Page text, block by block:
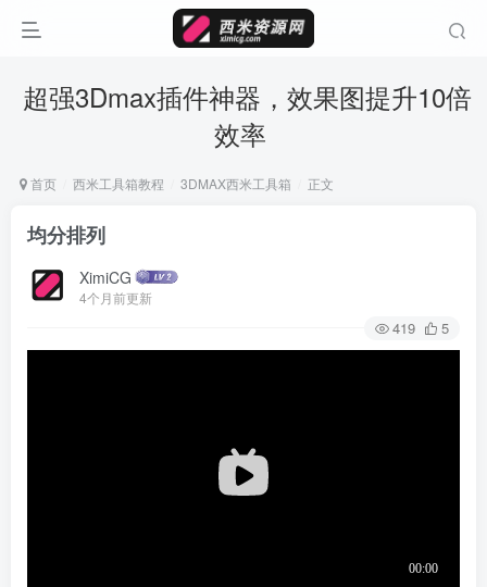
超强3Dmax插件神器，效果图提升10倍
效率
首页 西米工具箱教程 3DMAX西米工具箱 正文
均分排列
XimiCG
4个月前更新
419 5